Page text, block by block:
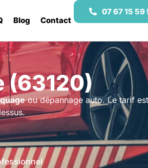
Blog Contact
07 67 15 59
(63120)
ou dépannage auto. Le tarif